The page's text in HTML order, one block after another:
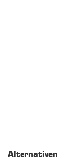
Alternativen